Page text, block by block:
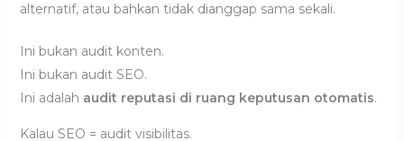
alternatif, atau bahkan tidak dianggap sama sekali.
Ini bukan audit konten.
Ini bukan audit SEO.
Ini adalah audit reputasi di ruang keputusan otomatis.
Kalau SEO = audit visibilitas.